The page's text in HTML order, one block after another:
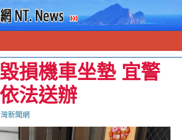
損機車坐墊 宜警
法送辦
新聞網